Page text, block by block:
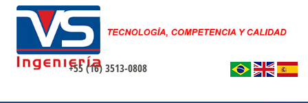
+55 (16) 3513-0808